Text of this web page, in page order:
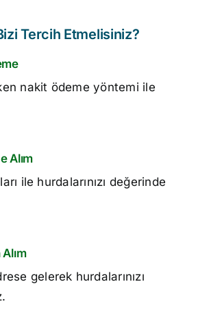
Tercih Etmelisiniz?
nakit ödeme yöntemi ile
Alım
ile hurdalarınızı değerinde
gelerek hurdalarınızı